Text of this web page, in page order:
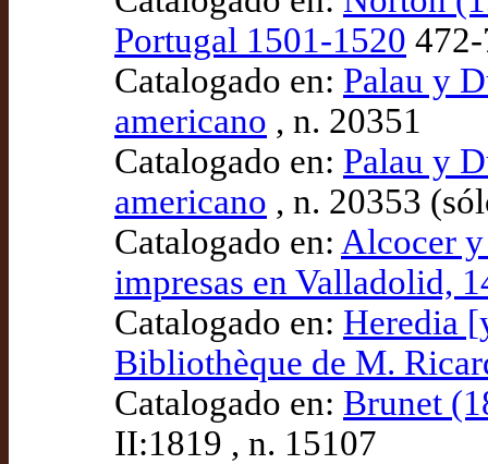
Portugal 1501-1520
Catalogado en: Palau y
americano , n. 20351
Catalogado en: Palau y
americano , n. 20353
Catalogado en: Alcocer
impresas en Valladolid,
Catalogado en: Heredia
Bibliothèque de M.
Catalogado en: Brunet
II:1819 , n. 15107